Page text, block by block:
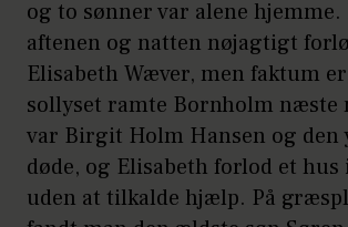
og to sønner var alene
aftenen og natten nøjagtigt
Elisabeth Wæver, men faktum
sollyset ramte Bornholm næste
var Birgit Holm Hansen og den
døde, og Elisabeth forlod et
uden at tilkalde hjælp. På